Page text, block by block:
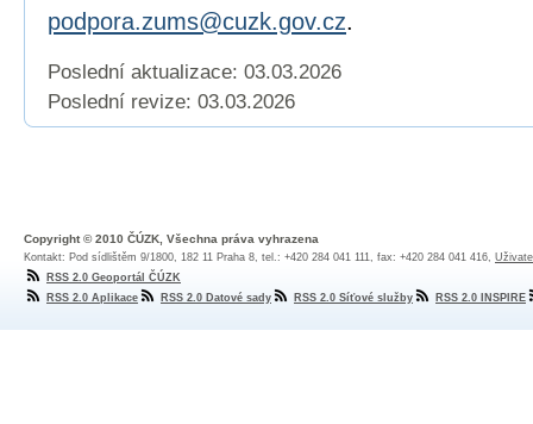
podpora.zums@cuzk.gov.cz.
Poslední aktualizace: 03.03.2026
Poslední revize: 03.03.2026
Copyright © 2010 ČÚZK, Všechna práva vyhrazena
Kontakt: Pod sídlištěm 9/1800, 182 11 Praha 8, tel.: +420 284 041 111, fax: +420 284 041 416,
RSS 2.0 Geoportál ČÚZK
RSS 2.0 Aplikace
RSS 2.0 Datové sady RSS 2.0 Síťové služby RSS 2.0 INSPIRE